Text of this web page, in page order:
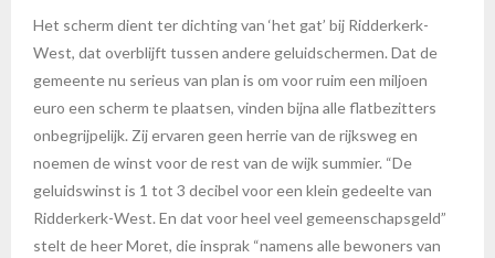
Het scherm dient ter dichting van ‘het gat’ bij Ridderkerk-
West, dat overblijft tussen andere geluidschermen. Dat de
gemeente nu serieus van plan is om voor ruim een miljoen
euro een scherm te plaatsen, vinden bijna alle flatbezitters
onbegrijpelijk. Zij ervaren geen herrie van de rijksweg en
noemen de winst voor de rest van de wijk summier. “De
geluidswinst is 1 tot 3 decibel voor een klein gedeelte van
Ridderkerk-West. En dat voor heel veel gemeenschapsgeld”
stelt de heer Moret, die insprak “namens alle bewoners van